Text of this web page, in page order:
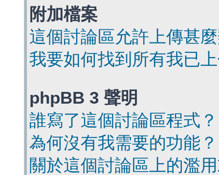
附加檔案
這個討論區允許上傳甚
我要如何找到所有我已
phpBB 3 聲明
誰寫了這個討論區程式？
為何沒有我需要的功能？
關於這個討論區上的濫